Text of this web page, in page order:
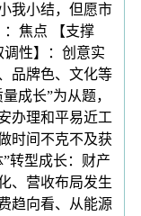
我小结，但愿市
：焦点 【支撑
性】：创意实
品牌色、文化等
成长”为从题，
办理和平易近工
时间不克不及获
转型成长：财产
、营收布局发生
趋向看、从能源